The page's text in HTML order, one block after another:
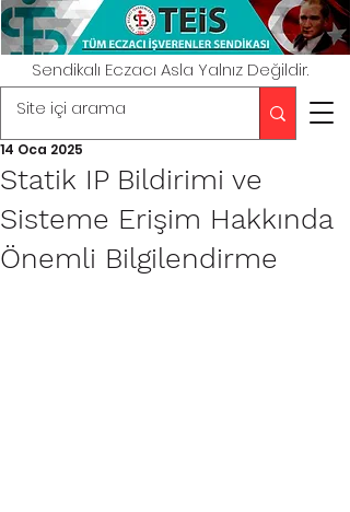
Sendikalı Eczacı Asla Yalnız Değildir.
Statik IP Bildirimi ve
Sisteme Erişim Hakkında
Önemli Bilgilendirme
14 Oca 2025